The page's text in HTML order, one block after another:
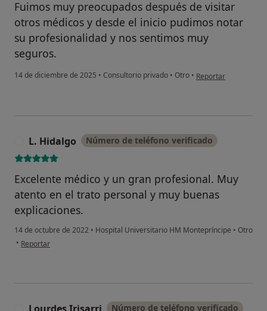
Fuimos muy preocupados después de visitar
otros médicos y desde el inicio pudimos notar
su profesionalidad y nos sentimos muy
seguros.
14 de diciembre de 2025 • Consultorio privado • Otro • en opinión del
Reportar
L. Hidalgo Número de teléfono verificado
Excelente médico y un gran profesional. Muy
atento en el trato personal y muy buenas
explicaciones.
14 de octubre de 2022 • Hospital Universitario HM Montepríncipe • Otro
• en opinión del usuario L. Hidalgo
Reportar
Lourdes Irisarri Número de teléfono verificado